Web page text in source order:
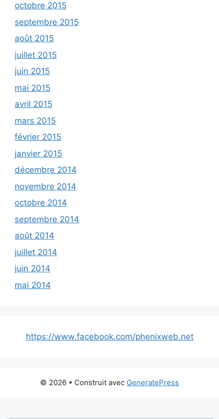
octobre 2015
septembre 2015
août 2015
juillet 2015
juin 2015
mai 2015
avril 2015
mars 2015
février 2015
janvier 2015
décembre 2014
novembre 2014
octobre 2014
septembre 2014
août 2014
juillet 2014
juin 2014
mai 2014
https://www.facebook.com/phenixweb.net
© 2026 • Construit avec GeneratePress